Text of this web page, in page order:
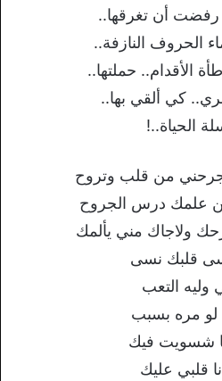
رفضت أن تغرقها..
الحروف النازفة..
الأقدام.. حملتها..
كي ألقي بها..
الحياة..!
من قلب وتروح
علمك درس الجروح
ولاجاك مني يألمك
قلبك نسى
وليه التعب
لو مره بسبب
شسويت فيك
قلبي عليك